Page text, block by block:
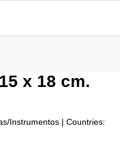
x 18 cm.
Instrumentos | Countries: